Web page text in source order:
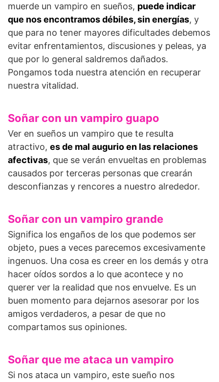
muerde un vampiro en sueños, puede indicar
que nos encontramos débiles, sin energías, y
que para no tener mayores dificultades debemos
evitar enfrentamientos, discusiones y peleas, ya
que por lo general saldremos dañados.
Pongamos toda nuestra atención en recuperar
nuestra vitalidad.
Soñar con un vampiro guapo
Ver en sueños un vampiro que te resulta
atractivo, es de mal augurio en las relaciones
afectivas, que se verán envueltas en problemas
causados por terceras personas que crearán
desconfianzas y rencores a nuestro alrededor.
Soñar con un vampiro grande
Significa los engaños de los que podemos ser
objeto, pues a veces parecemos excesivamente
ingenuos. Una cosa es creer en los demás y otra
hacer oídos sordos a lo que acontece y no
querer ver la realidad que nos envuelve. Es un
buen momento para dejarnos asesorar por los
amigos verdaderos, a pesar de que no
compartamos sus opiniones.
Soñar que me ataca un vampiro
Si nos ataca un vampiro, este sueño nos